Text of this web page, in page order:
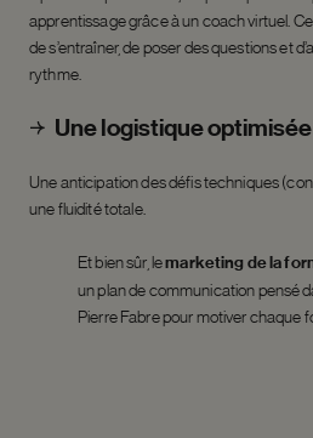
apprentissage grâce à un coach virtuel.
de s’entraîner, de poser des questions et
rythme.
Une logistique optimisée
Une anticipation des défis techniques
une fluidité totale.
Et bien sûr, lemarketing de la
un plan de communication pensé
Pierre Fabre pour motiver chaque